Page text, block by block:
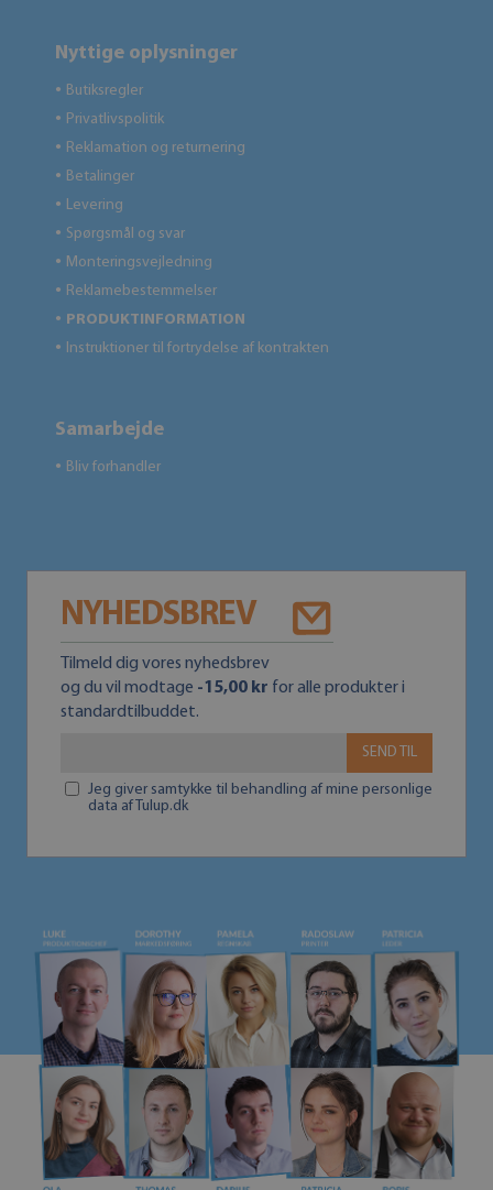
Nyttige oplysninger
● Butiksregler
● Privatlivspolitik
● Reklamation og returnering
● Betalinger
● Levering
● Spørgsmål og svar
● Monteringsvejledning
● Reklamebestemmelser
● PRODUKTINFORMATION
● Instruktioner til fortrydelse af kontrakten
Samarbejde
● Bliv forhandler
NYHEDSBREV
Tilmeld dig vores nyhedsbrev
og du vil modtage -15,00 kr for alle produkter i
standardtilbuddet.
SEND TIL
Jeg giver samtykke til behandling af mine personlige
data af Tulup.dk